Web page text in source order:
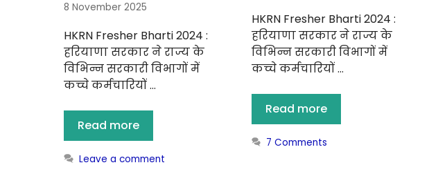
8 November 2025
HKRN Fresher Bharti 2024 :
हरियाणा सरकार ने राज्य के
विभिन्न सरकारी विभागों में
कच्चे कर्मचारियों …
Read more
Leave a comment
HKRN Fresher Bharti 2024 :
हरियाणा सरकार ने राज्य के
विभिन्न सरकारी विभागों में
कच्चे कर्मचारियों …
Read more
7 Comments